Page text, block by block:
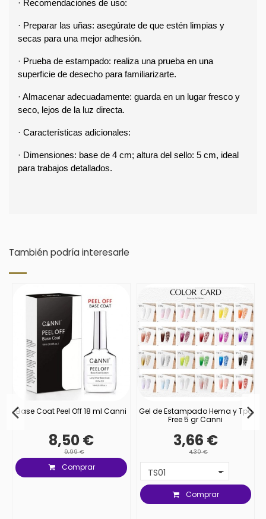
· Recomendaciones de uso:
· Preparar las uñas: asegúrate de que estén limpias y
secas para una mejor adhesión.
· Prueba de estampado: realiza una prueba en una
superficie de desecho para familiarizarte.
· Almacenar adecuadamente: guarda en un lugar fresco y
seco, lejos de la luz directa.
· Características adicionales:
· Dimensiones: base de 4 cm; altura del sello: 5 cm, ideal
para trabajos detallados.
También podría interesarle
Base Coat Peel Off 18 ml Canni
8,50 €
9,99 €
Comprar
Gel de Estampado Hema y Tpo
Free 5 gr Canni
3,66 €
4,30 €
Comprar